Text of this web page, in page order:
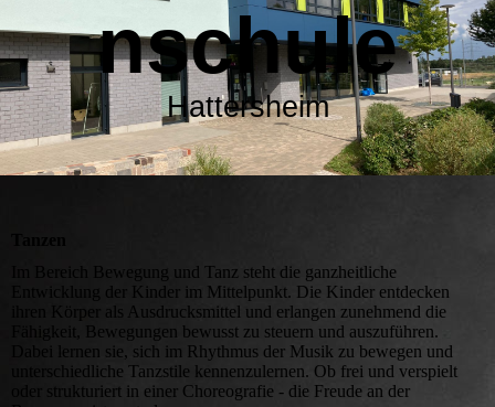
nschule
Hattersheim
Im Bereich Bewegung und Tanz steht die ganzheitliche
Entwicklung der Kinder im Mittelpunkt. Die Kinder entdecken
ihren Körper als Ausdrucksmittel und erlangen zunehmend die
Fähigkeit, Bewegungen bewusst zu steuern und auszuführen.
Dabei lernen sie, sich im Rhythmus der Musik zu bewegen und
unterschiedliche Tanzstile kennenzulernen. Ob frei und verspielt
oder strukturiert in einer Choreografie - die Freude an der